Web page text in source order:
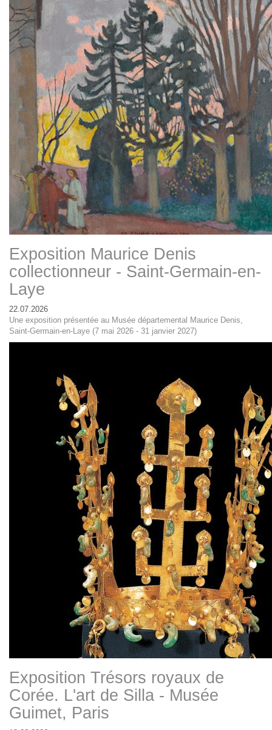
Exposition Maurice Denis
collectionneur - Saint-Germain-en-
Laye
22.07.2026
Une exposition présentée au Musée départemental Maurice Denis,
Saint-Germain-en-Laye (7 mai 2026 - 31 janvier 2027)
Exposition Trésors royaux de
Corée. L'art de Silla - Musée
Guimet, Paris